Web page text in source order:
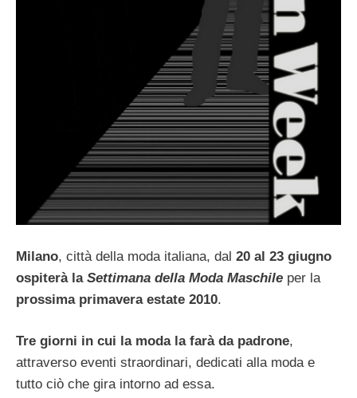
Milano, città della moda italiana, dal 20 al 23 giugno
ospiterà la Settimana della Moda Maschile per la
prossima primavera estate 2010.
Tre giorni in cui la moda la farà da padrone,
attraverso eventi straordinari, dedicati alla moda e
tutto ciò che gira intorno ad essa.